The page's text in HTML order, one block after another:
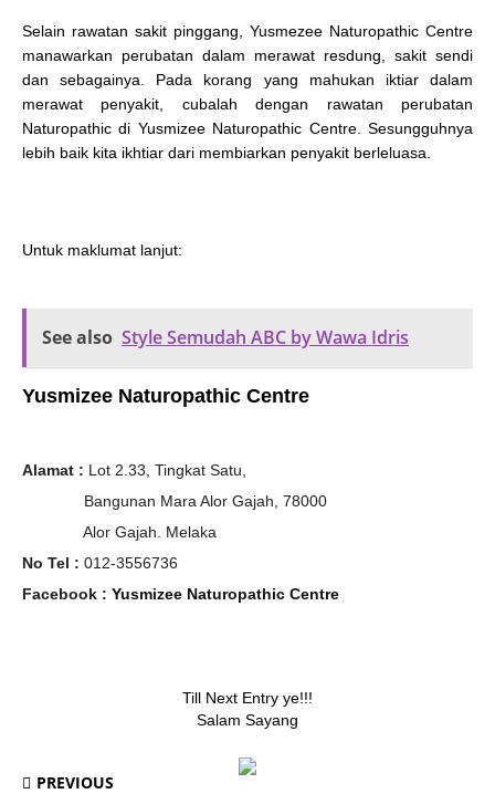
Selain rawatan sakit pinggang, Yusmezee Naturopathic Centre
manawarkan perubatan dalam merawat resdung, sakit sendi
dan sebagainya. Pada korang yang mahukan iktiar dalam
merawat penyakit, cubalah dengan rawatan perubatan
Naturopathic di Yusmizee Naturopathic Centre. Sesungguhnya
lebih baik kita ikhtiar dari membiarkan penyakit berleluasa.
Untuk maklumat lanjut:
See also Style Semudah ABC by Wawa Idris
Yusmizee Naturopathic Centre
Alamat : Lot 2.33, Tingkat Satu,
Bangunan Mara Alor Gajah, 78000
Alor Gajah. Melaka
No Tel : 012-3556736
Facebook : Yusmizee Naturopathic Centre
Till Next Entry ye!!!
Salam Sayang
PREVIOUS